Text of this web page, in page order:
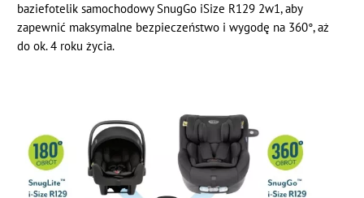
baziefotelik samochodowy SnugGo iSize R129 2w1, aby
zapewnić maksymalne bezpieczeństwo i wygodę na 360°, aż
do ok. 4 roku życia.